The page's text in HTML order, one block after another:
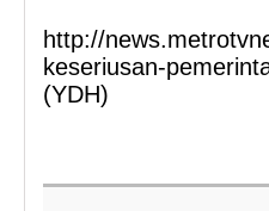
http://
keseriusan-
(YDH)